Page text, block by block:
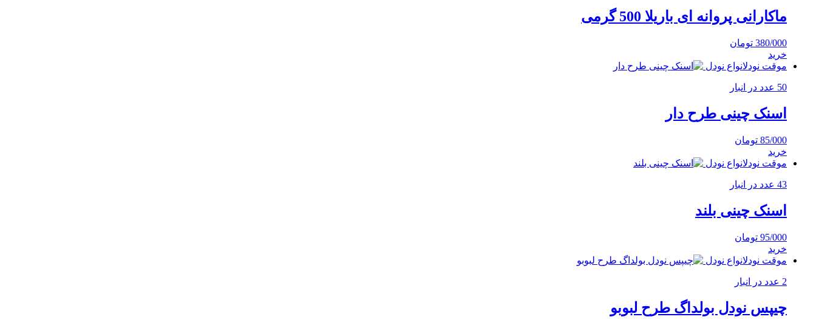
ماکارانی پروانه ای باریلا 500 گرمی
380/000 تومان
خرید
موقت نودلانواع نودل
50 عدد در انبار
اسنک چینی طرح دار
85/000 تومان
خرید
موقت نودلانواع نودل
43 عدد در انبار
اسنک چینی بلند
95/000 تومان
خرید
موقت نودلانواع نودل
2 عدد در انبار
چیپس نودل بولداگ طرح لبوبو